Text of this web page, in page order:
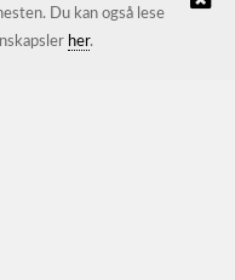
levert av Kréatif
Du kan også lese
her.